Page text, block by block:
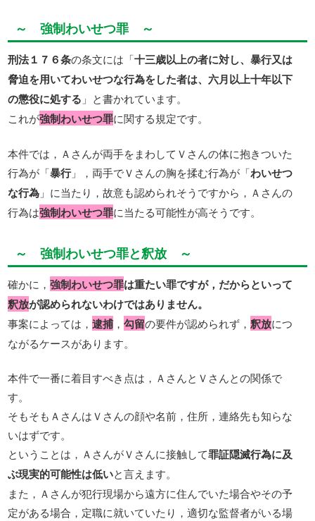
～ 強制わいせつ罪 ～
刑法１７６条の条文には「十三歳以上の者に対し、暴行又は
脅迫を用いてわいせつな行為をした者は、六月以上十年以下
の懲役に処する 」と書かれています。
これが強制わいせつ罪に関する規定です。
本件では，Ａさんが両手をまわしてＶさんの体に抱きついた
行為が「暴行」，両手でＶさんの胸を揉む行為が「わいせつ
な行為 」に当たり，故意も認められそうですから，Ａさんの
行為は強制わいせつ罪に当たる可能性が高そうです。
～ 強制わいせつ罪と釈放 ～
確かに，強制わいせつ罪は重たい罪ですが，だからといって
釈放が認められないわけではありません。
事案によっては，逮捕，勾留の要件が認められず，釈放につ
ながるケースがあります。
本件で一番に着目すべき点は，ＡさんとＶさんとの関係で
す。
そもそもＡさんはＶさんの顔や名前，住所，連絡先も知らな
いはずです。
ということは，ＡさんがＶさんに接触して罪証隠滅行為に及
ぶ現実的可能性は低いと言えます。
また，Ａさんが犯行現場から遠方に住んでいた場合やその予
定がある場合，定職に就いていたり，適切な監督者がいる場